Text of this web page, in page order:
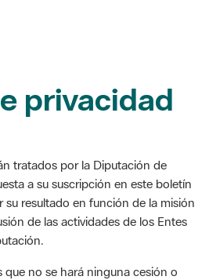
tratados por la Diputación de
de las actividades de los Entes
que no se hará ninguna cesión o
y que puede ejercer los derechos
limitación u oposición a su
incluidos en la legislación